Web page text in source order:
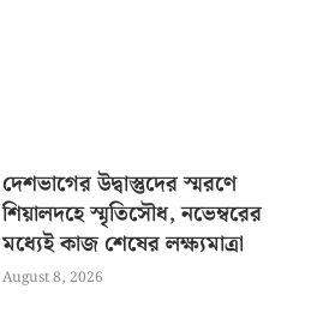
দেশভাগের উদ্বাস্তুদের স্মরণে
শিয়ালদহে স্মৃতিসৌধ, নভেম্বরের
মধ্যেই কাজ শেষের লক্ষ্যমাত্রা
August 8, 2026